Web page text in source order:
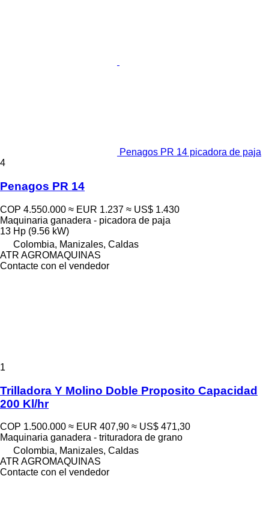
Penagos PR 14 picadora de paja
4
Penagos PR 14
COP 4.550.000 ≈ EUR 1.237 ≈ US$ 1.430
Maquinaria ganadera - picadora de paja
13 Hp (9.56 kW)
Colombia, Manizales, Caldas
ATR AGROMAQUINAS
Contacte con el vendedor
1
Trilladora Y Molino Doble Proposito Capacidad
200 Kl/hr
COP 1.500.000 ≈ EUR 407,90 ≈ US$ 471,30
Maquinaria ganadera - trituradora de grano
Colombia, Manizales, Caldas
ATR AGROMAQUINAS
Contacte con el vendedor